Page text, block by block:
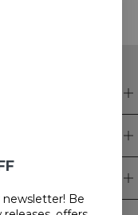
Be